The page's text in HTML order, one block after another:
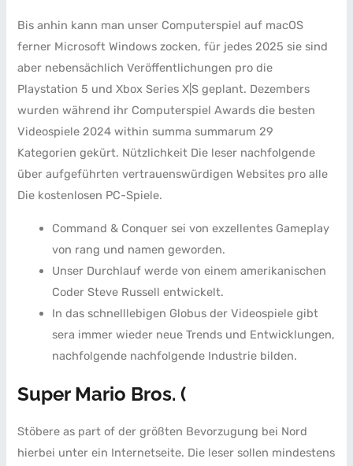
Bis anhin kann man unser Computerspiel auf macOS
ferner Microsoft Windows zocken, für jedes 2025 sie sind
aber nebensächlich Veröffentlichungen pro die
Playstation 5 und Xbox Series X|S geplant. Dezembers
wurden während ihr Computerspiel Awards die besten
Videospiele 2024 within summa summarum 29
Kategorien gekürt. Nützlichkeit Die leser nachfolgende
über aufgeführten vertrauenswürdigen Websites pro alle
Die kostenlosen PC-Spiele.
Command & Conquer sei von exzellentes Gameplay
von rang und namen geworden.
Unser Durchlauf werde von einem amerikanischen
Coder Steve Russell entwickelt.
In das schnelllebigen Globus der Videospiele gibt
sera immer wieder neue Trends und Entwicklungen,
nachfolgende nachfolgende Industrie bilden.
Super Mario Bros. (
Stöbere as part of der größten Bevorzugung bei Nord
hierbei unter ein Internetseite. Die leser sollen mindestens